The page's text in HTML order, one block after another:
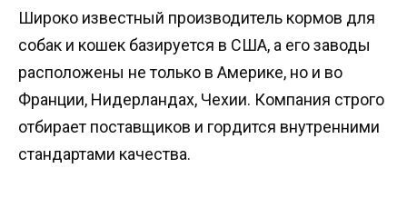
Широко известный производитель кормов для
собак и кошек базируется в США, а его заводы
расположены не только в Америке, но и во
Франции, Нидерландах, Чехии. Компания строго
отбирает поставщиков и гордится внутренними
стандартами качества.